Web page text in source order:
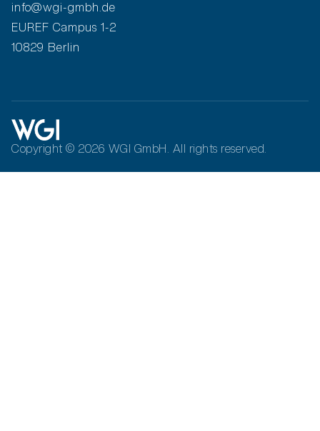
info@wgi-gmbh.de
EUREF Campus 1-2
10829 Berlin
Copyright © 2026 WGI GmbH. All rights reserved.